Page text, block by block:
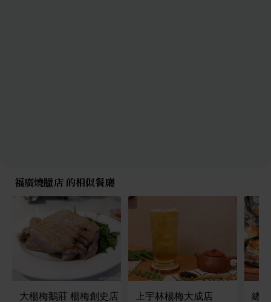
福廣燒臘店 的相似餐廳
大楊梅鵝莊 楊梅創史店 上宇林楊梅大成店 總